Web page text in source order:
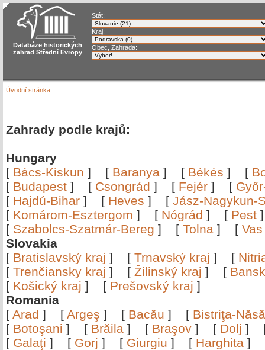
Databáze historických
zahrad Střední Evropy
Stát:
Kraj:
Obec, Zahrada:
Úvodní stránka
Zahrady podle krajů:
Hungary
[ Bács-Kiskun ] [ Baranya ] [ Békés ] [
[ Budapest ] [ Csongrád ] [ Fejér ] [
[ Hajdú-Bihar ] [ Heves ] [ Jász-Nagykun-
[ Komárom-Esztergom ] [ Nógrád ] [ Pest
[ Szabolcs-Szatmár-Bereg ] [ Tolna ] [ Vas
Slovakia
[ Bratislavský kraj ] [ Trnavský kraj ] [
[ Trenčiansky kraj ] [ Žilinský kraj ] [
[ Košický kraj ] [ Prešovský kraj ]
Romania
[ Arad ] [ Argeş ] [ Bacău ] [ Bistriţa-
[ Botoşani ] [ Brăila ] [ Braşov ] [ Dolj ]
[ Galaţi ] [ Gorj ] [ Giurgiu ] [ Harghita ]